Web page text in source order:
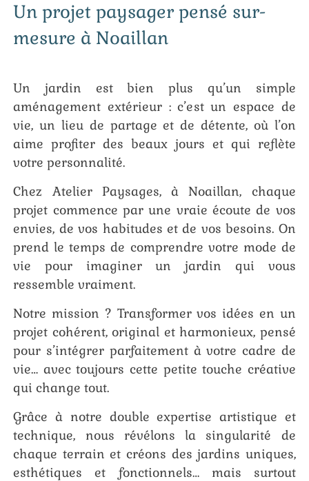
Un projet paysager pensé sur-
mesure à Noaillan
Un jardin est bien plus qu’un simple
aménagement extérieur : c’est un espace de
vie, un lieu de partage et de détente, où l’on
aime profiter des beaux jours et qui reflète
votre personnalité.
Chez Atelier Paysages, à Noaillan, chaque
projet commence par une vraie écoute de vos
envies, de vos habitudes et de vos besoins. On
prend le temps de comprendre votre mode de
vie pour imaginer un jardin qui vous
ressemble vraiment.
Notre mission ? Transformer vos idées en un
projet cohérent, original et harmonieux, pensé
pour s’intégrer parfaitement à votre cadre de
vie… avec toujours cette petite touche créative
qui change tout.
Grâce à notre double expertise artistique et
technique, nous révélons la singularité de
chaque terrain et créons des jardins uniques,
esthétiques et fonctionnels… mais surtout